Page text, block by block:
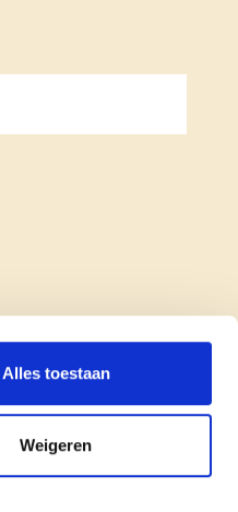
Alles toestaan
Weigeren